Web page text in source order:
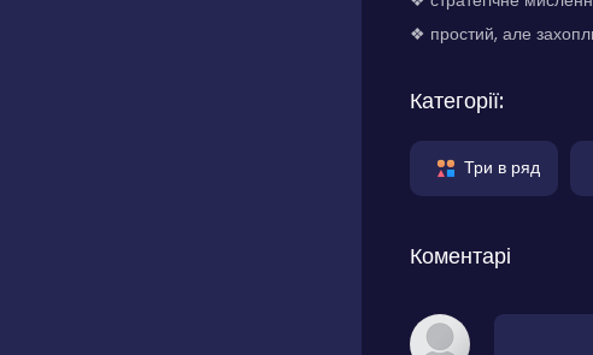
❖ простий, але
Категорії:
Три в ряд
Коментарі